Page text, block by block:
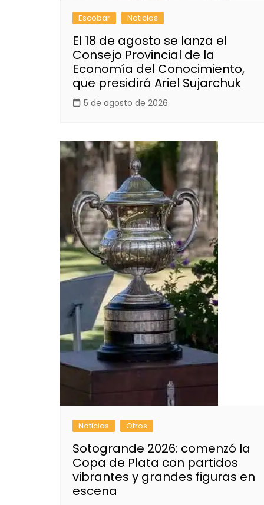
Escobar Noticias
El 18 de agosto se lanza el
Consejo Provincial de la
Economía del Conocimiento,
que presidirá Ariel Sujarchuk
5 de agosto de 2026
Noticias Otros
Sotogrande 2026: comenzó la
Copa de Plata con partidos
vibrantes y grandes figuras en
escena